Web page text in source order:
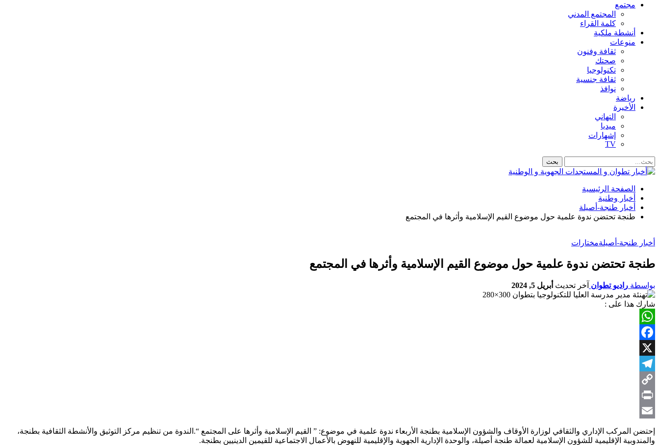
مجتمع
المجتمع المدني
كلمة القراء
أنشطة ملكية
منوعات
ثقافة وفنون
صحتك
تكنولوجيا
ثقافة جنسية
نوافذ
رياضة
الأخيرة
التهاني
ميديا
إشهارات
TV
الصفحة الرئيسية
أخبار وطنية
أخبار طنجة-أصيلة
طنجة تحتضن ندوة علمية حول موضوع القيم الإسلامية وأثرها في المجتمع
أخبار طنجة-أصيلةمختارات
طنجة تحتضن ندوة علمية حول موضوع القيم الإسلامية وأثرها في المجتمع
بواسطة راديو تطوان آخر تحديث أبريل 5, 2024
شارك هذا على :
WhatsApp
Facebook
X
Telegram
Copy
Link
Print
Email
إحتضن المركب الإداري والثقافي لوزارة الأوقاف والشؤون الإسلامية بطنجة الأربعاء ندوة علمية في موضوع: ” القيم الإسلامية وأثرها على المجتمع “.الندوة من تنظيم مركز التوثيق والأنشطة الثقافية بطنجة،
والمندوبية الإقليمية للشؤون الإسلامية لعمالة طنجة أصيلة، والوحدة الإدارية الجهوية والإقليمية للنهوض بالأعمال الاجتماعية للقيمين الدينيين بطنجة.